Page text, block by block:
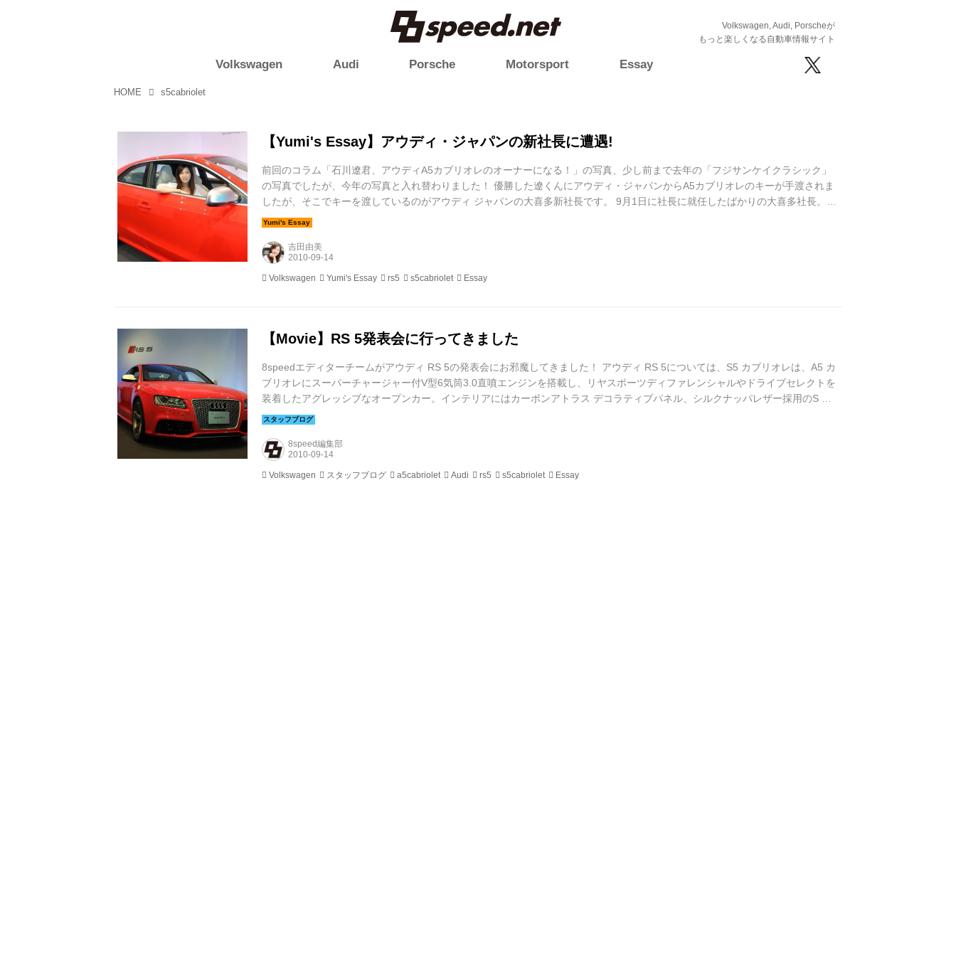
Volkswagen, Audi, Porscheが
もっと楽しくなる自動車情報サイト
Volkswagen Audi Porsche Motorsport Essay
HOME s5cabriolet
【Yumi's Essay】アウディ・ジャパンの新社長に遭遇!
前回のコラム「石川遼君、アウディA5カブリオレのオーナーになる！」の写真、少し前まで去年の「フジサンケイクラシック」
の写真でしたが、今年の写真と入れ替わりました！ 優勝した遼くんにアウディ・ジャパンからA5カブリオレのキーが手渡されま
したが、そこでキーを渡しているのがアウディ ジャパンの大喜多新社長です。 9月1日に社長に就任したばかりの大喜多社長。社
長就任後、初めてとなる新型モデル「RS 5」と「S5 カブリオレ」の発表会が東京・原宿のアウディ フォーラム東京で開催され
ト...
吉田由美
Volkswagen Yumi's Essay rs5 s5cabriolet Essay
【Movie】RS 5発表会に行ってきました
8speedエディターチームがアウディ RS 5の発表会にお邪魔してきました！ アウディ RS 5については、S5 カブリオレは、A5 カ
ブリオレにスーパーチャージャー付V型6気筒3.0直噴エンジンを搭載し、リヤスポーツディファレンシャルやドライブセレクトを
装着したアグレッシブなオープンカー。インテリアにはカーボンアトラス デコラティブパネル、シルクナッパレザー採用のS ス
ポーツシート、バング&オルフセンサウンドシステムを装着し、Sモデルならではのスポーティーで機能的なインテリアとなって
8speed編集部
Volkswagen スタッフブログ a5cabriolet Audi rs5 s5cabriolet Essay